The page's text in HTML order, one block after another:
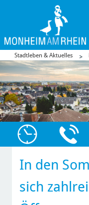
Stadtleben & Aktuelles
In den
sich